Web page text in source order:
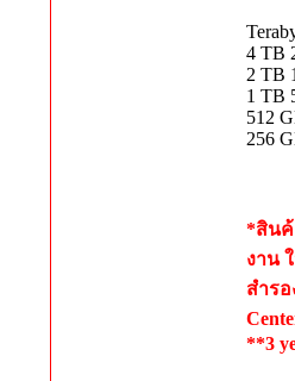
4 TB
2 TB
1 TB
512
256
*สินค้
งาน
สำรอ
**3